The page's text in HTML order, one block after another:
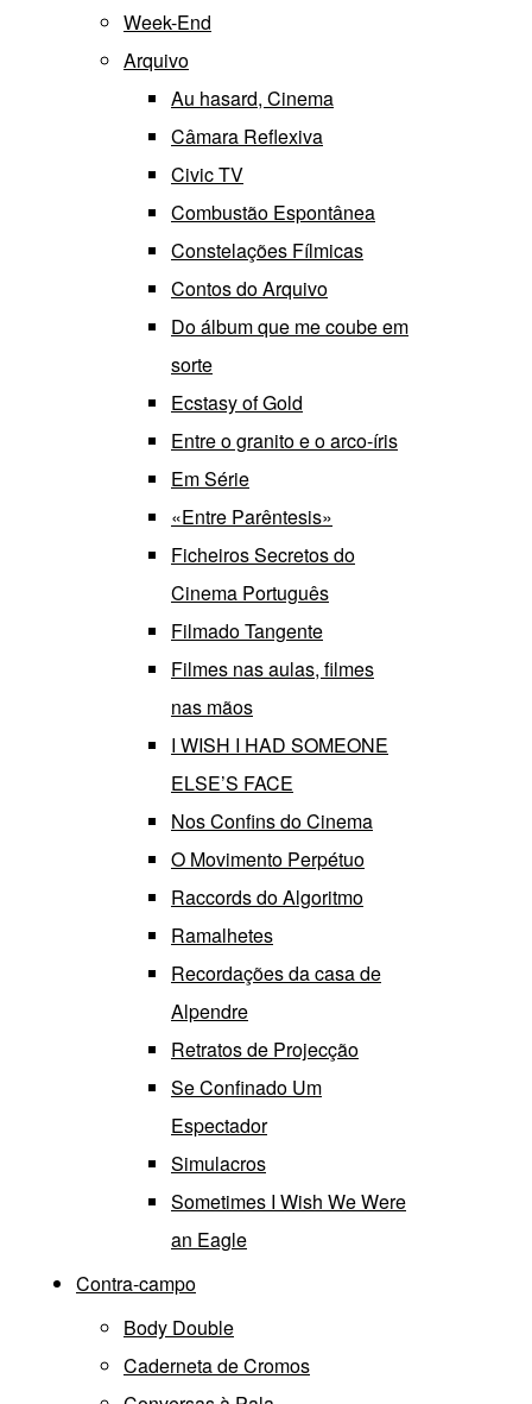
Week-End
Arquivo
Au hasard, Cinema
Câmara Reflexiva
Civic TV
Combustão Espontânea
Constelações Fílmicas
Contos do Arquivo
Do álbum que me coube em
sorte
Ecstasy of Gold
Entre o granito e o arco-íris
Em Série
«Entre Parêntesis»
Ficheiros Secretos do
Cinema Português
Filmado Tangente
Filmes nas aulas, filmes
nas mãos
I WISH I HAD SOMEONE
ELSE’S FACE
Nos Confins do Cinema
O Movimento Perpétuo
Raccords do Algoritmo
Ramalhetes
Recordações da casa de
Alpendre
Retratos de Projecção
Se Confinado Um
Espectador
Simulacros
Sometimes I Wish We Were
an Eagle
Contra-campo
Body Double
Caderneta de Cromos